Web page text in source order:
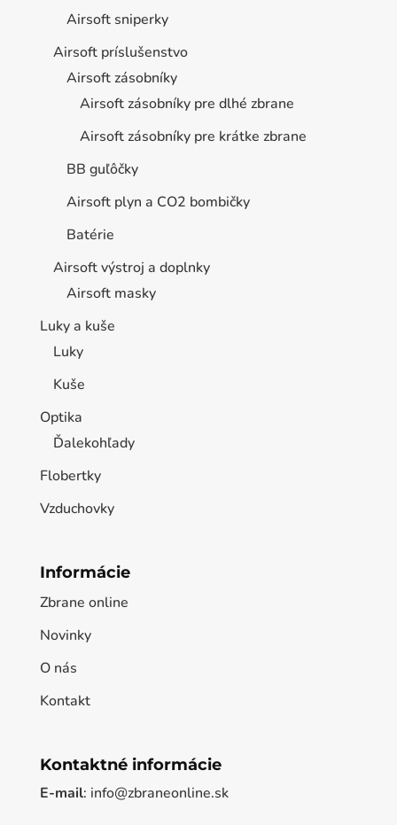
Airsoft sniperky
Airsoft príslušenstvo
Airsoft zásobníky
Airsoft zásobníky pre dlhé zbrane
Airsoft zásobníky pre krátke zbrane
BB guľôčky
Airsoft plyn a CO2 bombičky
Batérie
Airsoft výstroj a doplnky
Airsoft masky
Luky a kuše
Luky
Kuše
Optika
Ďalekohľady
Flobertky
Vzduchovky
Informácie
Zbrane online
Novinky
O nás
Kontakt
Kontaktné informácie
E-mail: info@zbraneonline.sk